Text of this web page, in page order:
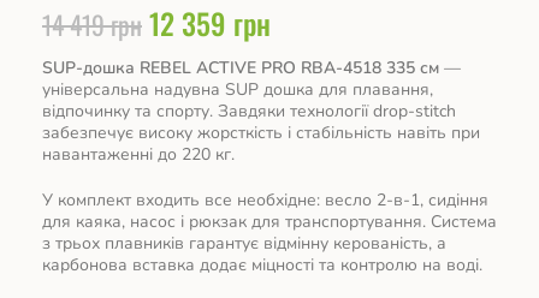
14 419грн12 359 грн
SUP-дошка REBEL ACTIVE PRO RBA-4518 335 см —
універсальна надувна SUP дошка для плавання,
відпочинку та спорту. Завдяки технології drop-stitch
забезпечує високу жорсткість і стабільність навіть при
навантаженні до 220 кг.
У комплект входить все необхідне: весло 2-в-1, сидіння
для каяка, насос і рюкзак для транспортування. Система
з трьох плавників гарантує відмінну керованість, а
карбонова вставка додає міцності та контролю на воді.